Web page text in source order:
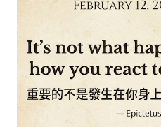
願我早登涅槃山。 南無大悲觀
觀世音，願我早同法性身。 我
湯，火湯自消滅。 我若向地獄
自飽滿。 我若向修羅，惡心自
相關閱讀： 你是什麼，世界就
穆提90篇經典對話錄 攝影： 英